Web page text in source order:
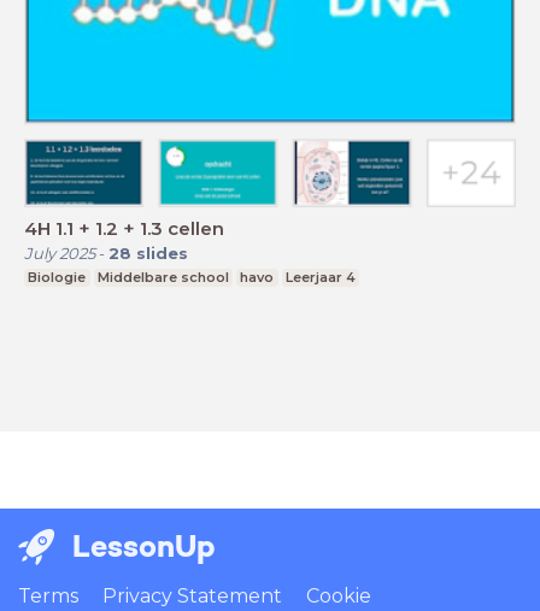
4H 1.1 + 1.2 + 1.3 cellen
July 2025- 28 slides
Biologie Middelbare school havo Leerjaar 4
LessonUp
Terms Privacy Statement
Cookie